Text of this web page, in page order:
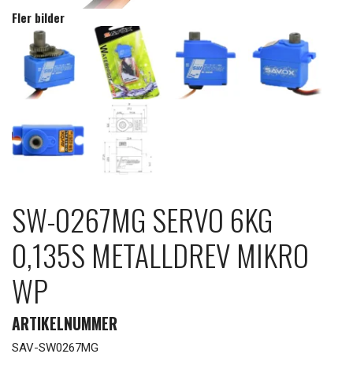
Fler bilder
SW-0267MG SERVO 6KG
0,135S METALLDREV MIKRO
WP
ARTIKELNUMMER
SAV-SW0267MG